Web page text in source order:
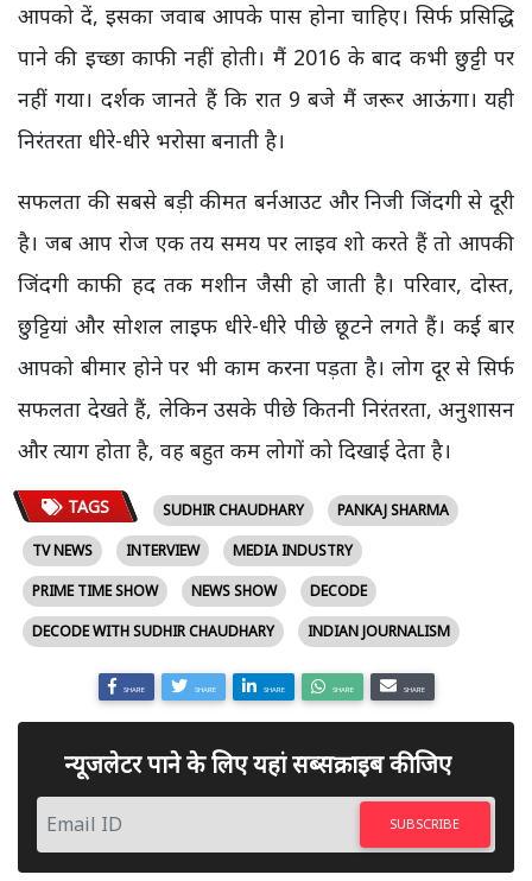
आपको दें, इसका जवाब आपके पास होना चाहिए। सिर्फ प्रसिद्धि
पाने की इच्छा काफी नहीं होती। मैं 2016 के बाद कभी छुट्टी पर
नहीं गया। दर्शक जानते हैं कि रात 9बजे मैं जरूर आऊंगा। यही
निरंतरता धीरे-धीरे भरोसा बनाती है।
सफलता की सबसे बड़ी कीमत बर्नआउट और निजी जिंदगी से दूरी
है। जब आप रोज एक तय समय पर लाइव शो करते हैं तो आपकी
जिंदगी काफी हद तक मशीन जैसी हो जाती है। परिवार, दोस्त,
छुट्टियां और सोशल लाइफ धीरे-धीरे पीछे छूटने लगते हैं। कई बार
आपको बीमार होने पर भी काम करना पड़ता है। लोग दूर से सिर्फ
सफलता देखते हैं, लेकिन उसके पीछे कितनी निरंतरता, अनुशासन
और त्याग होता है, वह बहुत कम लोगों को दिखाई देता है।
TAGS SUDHIR CHAUDHARY
PANKAJ SHARMA
TV NEWS
INTERVIEW
MEDIA INDUSTRY
PRIME TIME SHOW
NEWS SHOW
DECODE
DECODE WITH SUDHIR CHAUDHARY
INDIAN JOURNALISM
SHARE SHARE SHARE SHARE SHARE
न्यूजलेटर पाने के लिए यहां सब्सक्राइब कीजिए
SUBSCRIBE